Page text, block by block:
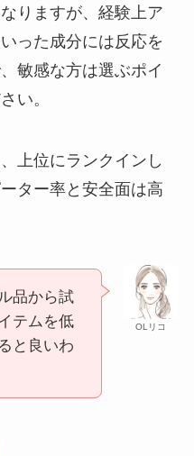
りますが、経験上ア
った成分には反応を
敏感な方は選ぶポイ
い。
上位にランクインし
ター率と安全面は高
OLリコ
品から試
テムを低
と良いわ